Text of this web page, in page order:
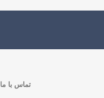
تماس با ما